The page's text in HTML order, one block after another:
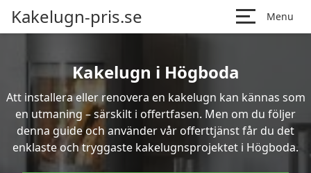
Kakelugn-pris.se Menu
Kakelugn i Högboda
Att installera eller renovera en kakelugn kan kännas som
en utmaning – särskilt i offertfasen. Men om du följer
denna guide och använder vår offerttjänst får du det
enklaste och tryggaste kakelugnsprojektet i Högboda.